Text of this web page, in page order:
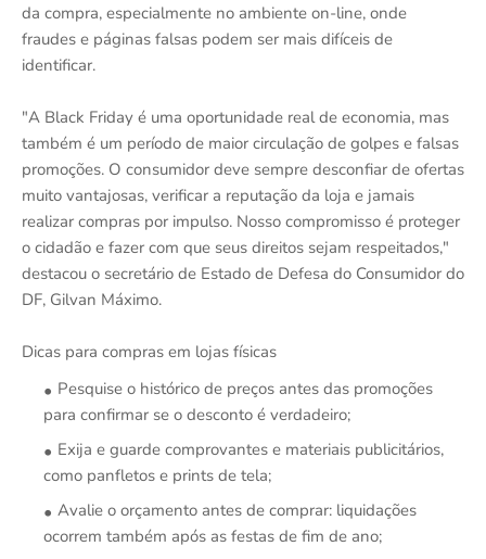
da compra, especialmente no ambiente on-line, onde
fraudes e páginas falsas podem ser mais difíceis de
identificar.
"A Black Friday é uma oportunidade real de economia, mas
também é um período de maior circulação de golpes e falsas
promoções. O consumidor deve sempre desconfiar de ofertas
muito vantajosas, verificar a reputação da loja e jamais
realizar compras por impulso. Nosso compromisso é proteger
o cidadão e fazer com que seus direitos sejam respeitados,"
destacou o secretário de Estado de Defesa do Consumidor do
DF, Gilvan Máximo.
Dicas para compras em lojas físicas
Pesquise o histórico de preços antes das promoções
para confirmar se o desconto é verdadeiro;
Exija e guarde comprovantes e materiais publicitários,
como panfletos e prints de tela;
Avalie o orçamento antes de comprar: liquidações
ocorrem também após as festas de fim de ano;